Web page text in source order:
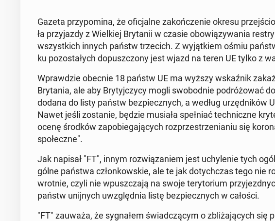
Gazeta przy­po­mi­na, że ofi­cjal­ne za­koń­cze­nie okresu
ła przy­jaz­dy z Wiel­kiej Bry­ta­nii w czasie obo­wią­zy­wa­nia
wszyst­kich innych państw trze­cich. Z wy­jąt­kiem ośmiu
ku po­zo­sta­łych do­pusz­czo­ny jest wjazd na teren UE tylko z
Wpraw­dzie obecnie 18 państw UE ma wyższy wskaź­nik
Bry­ta­nia, ale aby Bry­tyj­czy­cy mogli swo­bod­nie po­dró­żo­wać
dodana do listy państw bez­piecz­nych, a według urzęd­ni­ków
Nawet jeśli zo­sta­nie, będzie musiała speł­niać tech­nicz­ne
ocenę środków za­po­bie­ga­ją­cych roz­prze­strze­nia­niu się
spo­łecz­ne".
Jak napisał "FT", innym roz­wią­za­niem jest uchy­le­nie tych
gól­ne państwa człon­kow­skie, ale te jak do­tych­czas tego nie
wrot­nie, czyli nie wpusz­cza­ją na swoje te­ry­to­rium
państw unij­nych uwzględ­nia listę bez­piecz­nych w całości.
"FT" zauważa, że sy­gna­łem świad­czą­cym o zbli­ża­ją­cych